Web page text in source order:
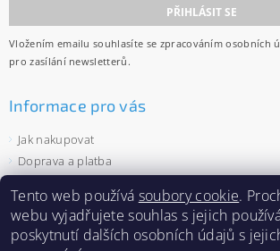
Vložením emailu souhlasíte se zpracováním osobních
pro zasílání newsletterů.
Informace pro vás
Jak nakupovat
Doprava a platba
Ochrana osobních údajů
Velkoobchod
Zásady používání souborů cookies
Tento web používá soubory cookie.
webu vyjadřujete souhlas s jejich
poskytnutí dalších osobních údajů s